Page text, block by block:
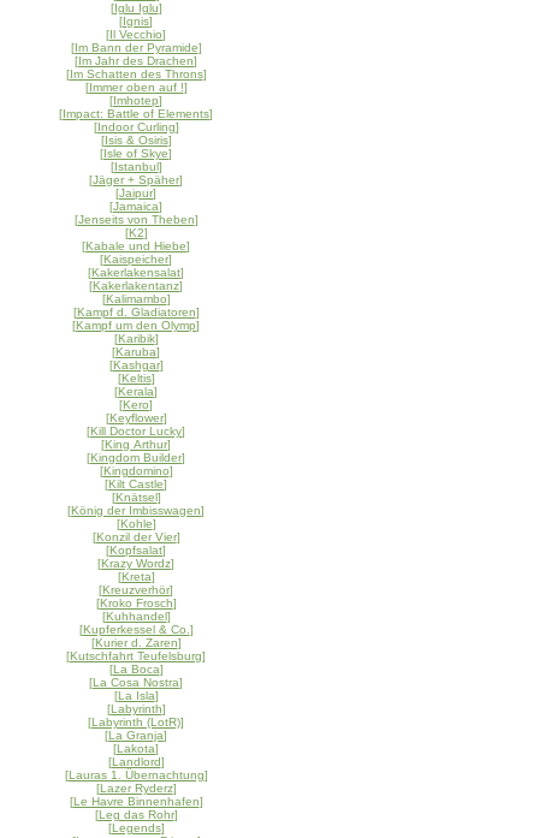
[Iglu Iglu]
[Ignis]
[Il Vecchio]
[Im Bann der Pyramide]
[Im Jahr des Drachen]
[Im Schatten des Throns]
[Immer oben auf !]
[Imhotep]
[Impact: Battle of Elements]
[Indoor Curling]
[Isis & Osiris]
[Isle of Skye]
[Istanbul]
[Jäger + Späher]
[Jaipur]
[Jamaica]
[Jenseits von Theben]
[K2]
[Kabale und Hiebe]
[Kaispeicher]
[Kakerlakensalat]
[Kakerlakentanz]
[Kalimambo]
[Kampf d. Gladiatoren]
[Kampf um den Olymp]
[Karibik]
[Karuba]
[Kashgar]
[Keltis]
[Kerala]
[Kero]
[Keyflower]
[Kill Doctor Lucky]
[King Arthur]
[Kingdom Builder]
[Kingdomino]
[Kilt Castle]
[Knätsel]
[König der Imbisswagen]
[Kohle]
[Konzil der Vier]
[Kopfsalat]
[Krazy Wordz]
[Kreta]
[Kreuzverhör]
[Kroko Frosch]
[Kuhhandel]
[Kupferkessel & Co. ]
[Kurier d. Zaren]
[Kutschfahrt Teufelsburg]
[La Boca]
[La Cosa Nostra]
[La Isla]
[Labyrinth]
[Labyrinth (LotR)]
[La Granja]
[Lakota]
[Landlord]
[Lauras 1. Übernachtung]
[Lazer Ryderz]
[Le Havre Binnenhafen]
[Leg das Rohr]
[Legends]